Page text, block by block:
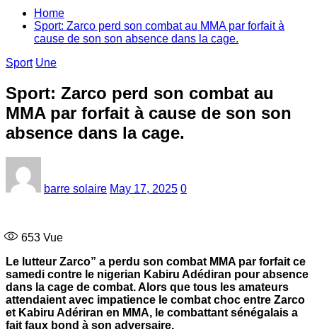
Home
Sport: Zarco perd son combat au MMA par forfait à
cause de son son absence dans la cage.
Sport Une
Sport: Zarco perd son combat au
MMA par forfait à cause de son son
absence dans la cage.
barre solaire May 17, 2025 0
653 Vue
Le lutteur Zarco” a perdu son combat MMA par forfait ce
samedi contre le nigerian Kabiru Adédiran pour absence
dans la cage de combat. Alors que tous les amateurs
attendaient avec impatience le combat choc entre Zarco
et Kabiru Adériran en MMA, le combattant sénégalais a
fait faux bond à son adversaire.